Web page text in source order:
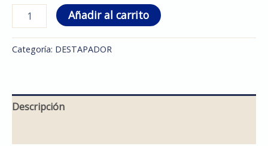
Añadir al carrito
Categoría: DESTAPADOR
Descripción